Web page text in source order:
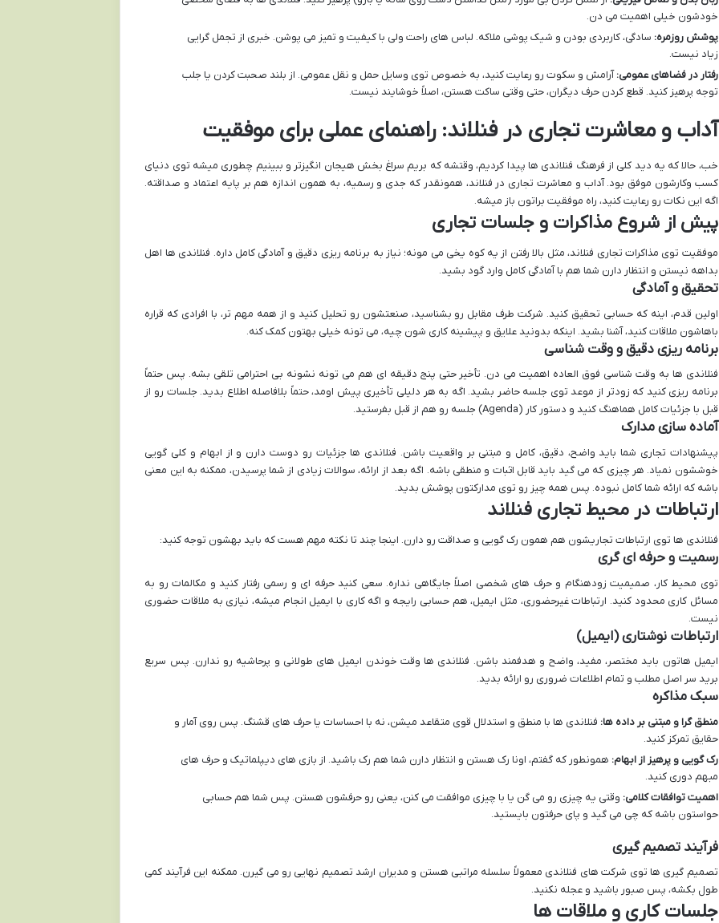
خودشون خیلی اهمیت می دن.
پوشش روزمره: سادگی، کاربردی بودن و شیک پوشی ملاکه. لباس های راحت ولی با کیفیت و تمیز می پوشن. خبری از تجمل گرایی
زیاد نیست.
رفتار در فضاهای عمومی:آرامش و سکوت رو رعایت کنید، به خصوص توی وسایل حمل و نقل عمومی. از بلند صحبت کردن یا جلب
توجه پرهیز کنید. قطع کردن حرف دیگران، حتی وقتی ساکت هستن، اصلاً خوشایند نیست.
آداب و معاشرت تجاری در فنلاند: راهنمای عملی برای موفقیت
خب، حالا که یه دید کلی از فرهنگ فنلاندی ها پیدا کردیم، وقتشه که بریم سراغ بخش هیجان انگیزتر و ببینیم چطوری میشه توی دنیای
کسب وکارشون موفق بود. آداب و معاشرت تجاری در فنلاند، همونقدر که جدی و رسمیه، به همون اندازه هم بر پایه اعتماد و صداقته.
اگه این نکات رو رعایت کنید، راه موفقیت براتون باز میشه.
پیش از شروع مذاکرات و جلسات تجاری
موفقیت توی مذاکرات تجاری فنلاند، مثل بالا رفتن از یه کوه یخی می مونه؛ نیاز به برنامه ریزی دقیق و آمادگی کامل داره. فنلاندی ها اهل
بداهه نیستن و انتظار دارن شما هم با آمادگی کامل وارد گود بشید.
تحقیق و آمادگی
اولین قدم، اینه که حسابی تحقیق کنید. شرکت طرف مقابل رو بشناسید، صنعتشون رو تحلیل کنید و از همه مهم تر، با افرادی که قراره
باهاشون ملاقات کنید، آشنا بشید. اینکه بدونید علایق و پیشینه کاری شون چیه، می تونه خیلی بهتون کمک کنه.
برنامه ریزی دقیق و وقت شناسی
فنلاندی ها به وقت شناسی فوق العاده اهمیت می دن. تأخیر حتی پنج دقیقه ای هم می تونه نشونه بی احترامی تلقی بشه. پس حتماً
برنامه ریزی کنید که زودتر از موعد توی جلسه حاضر بشید. اگه به هر دلیلی تأخیری پیش اومد، حتماً بلافاصله اطلاع بدید. جلسات رو از
قبل با جزئیات کامل هماهنگ کنید و دستور کار (Agenda) جلسه رو هم از قبل بفرستید.
آماده سازی مدارک
پیشنهادات تجاری شما باید واضح، دقیق، کامل و مبتنی بر واقعیت باشن. فنلاندی ها جزئیات رو دوست دارن و از ابهام و کلی گویی
خوششون نمیاد. هر چیزی که می گید باید قابل اثبات و منطقی باشه. اگه بعد از ارائه، سوالات زیادی از شما پرسیدن، ممکنه به این معنی
باشه که ارائه شما کامل نبوده. پس همه چیز رو توی مدارکتون پوشش بدید.
ارتباطات در محیط تجاری فنلاند
فنلاندی ها توی ارتباطات تجاریشون هم همون رک گویی و صداقت رو دارن. اینجا چند تا نکته مهم هست که باید بهشون توجه کنید:
رسمیت و حرفه ای گری
توی محیط کار، صمیمیت زودهنگام و حرف های شخصی اصلاً جایگاهی نداره. سعی کنید حرفه ای و رسمی رفتار کنید و مکالمات رو به
مسائل کاری محدود کنید. ارتباطات غیرحضوری، مثل ایمیل، هم حسابی رایجه و اگه کاری با ایمیل انجام میشه، نیازی به ملاقات حضوری
نیست.
ارتباطات نوشتاری (ایمیل)
ایمیل هاتون باید مختصر، مفید، واضح و هدفمند باشن. فنلاندی ها وقت خوندن ایمیل های طولانی و پرحاشیه رو ندارن. پس سریع
برید سر اصل مطلب و تمام اطلاعات ضروری رو ارائه بدید.
سبک مذاکره
منطق گرا و مبتنی بر داده ها: فنلاندی ها با منطق و استدلال قوی متقاعد میشن، نه با احساسات یا حرف های قشنگ. پس روی آمار و
حقایق تمرکز کنید.
رک گویی و پرهیز از ابهام: همونطور که گفتم، اونا رک هستن و انتظار دارن شما هم رک باشید. از بازی های دیپلماتیک و حرف های
مبهم دوری کنید.
اهمیت توافقات کلامی: وقتی یه چیزی رو می گن یا با چیزی موافقت می کنن، یعنی رو حرفشون هستن. پس شما هم حسابی
حواستون باشه که چی می گید و پای حرفتون بایستید.
فرآیند تصمیم گیری
تصمیم گیری ها توی شرکت های فنلاندی معمولاً سلسله مراتبی هستن و مدیران ارشد تصمیم نهایی رو می گیرن. ممکنه این فرآیند کمی
طول بکشه، پس صبور باشید و عجله نکنید.
جلسات کاری و ملاقات ها